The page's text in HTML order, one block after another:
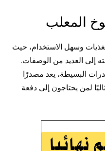
المعلب
وسهل الاستخدام، حيث
إلى العديد من الوصفات.
البسيطة، يعد مصدرًا
لمن يحتاجون إلى دفعة